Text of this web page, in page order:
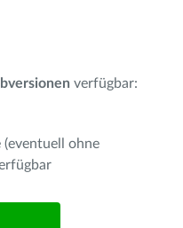
verfügbar:
ohne